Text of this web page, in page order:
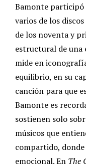
Bamonte participó
varios de los
de los noventa y
estructural de una
mide en
equilibrio, en su
canción para que
Bamonte es
sostienen solo
músicos que
compartido,
emocional. En The